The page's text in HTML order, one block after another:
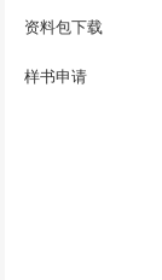
资料包下载
样书申请